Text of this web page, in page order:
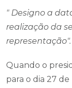
" Designo a
realização da
representação".
Quando o
para o dia 27